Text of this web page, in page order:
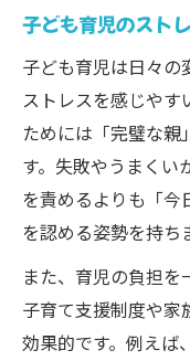
自己肯定感を
子ども育
方
最新の子
子どもの
子どもの
子ども育
か
子育てで言葉
子どもが
子ども育児のスト
子ども育児は日々の
ストレスを感じやす
ためには「完璧な
す。失敗やうまくい
を責めるよりも「
を認める姿勢を持ち
また、育児の負担
子育て支援制度や家
効果的です。例えば